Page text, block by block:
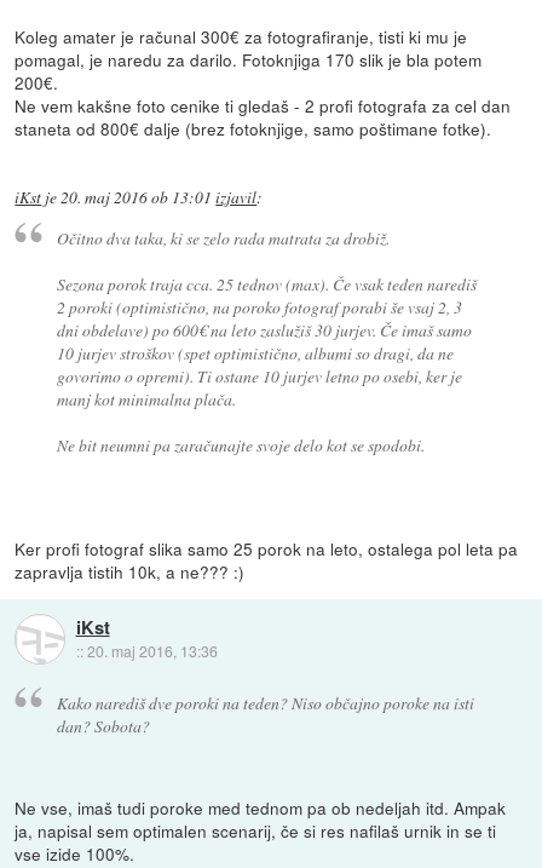
Koleg amater je računal 300€ za fotografiranje, tisti ki mu je
pomagal, je naredu za darilo. Fotoknjiga 170 slik je bla potem
200€.
Ne vem kakšne foto cenike ti gledaš - 2 profi fotografa za cel dan
staneta od 800€ dalje (brez fotoknjige, samo poštimane fotke).
iKst je20. maj 2016 ob 13:01 izjavil:
Očitno dva taka, ki se zelo rada matrata za drobiž.
Sezona porok traja cca. 25 tednov (max). Če vsak teden narediš
2 poroki (optimistično, na poroko fotograf porabi še vsaj 2, 3
dni obdelave) po 600€ na leto zaslužiš 30 jurjev. Če imaš samo
10 jurjev stroškov (spet optimistično, albumi so dragi, da ne
govorimo o opremi). Ti ostane 10 jurjev letno po osebi, ker je
manj kot minimalna plača.
Ne bit neumni pa zaračunajte svoje delo kot se spodobi.
Ker profi fotograf slika samo 25 porok na leto, ostalega pol leta pa
zapravlja tistih 10k, a ne??? :)
iKst
::20. maj 2016, 13:36
Kako narediš dve poroki na teden? Niso občajno poroke na isti
dan? Sobota?
Ne vse, imaš tudi poroke med tednom pa ob nedeljah itd. Ampak
ja, napisal sem optimalen scenarij, če si res nafilaš urnik in se ti
vse izide 100%.